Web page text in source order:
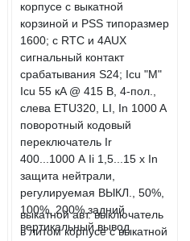
выкатной авт. выключатель
в литом корпусе с выкатной